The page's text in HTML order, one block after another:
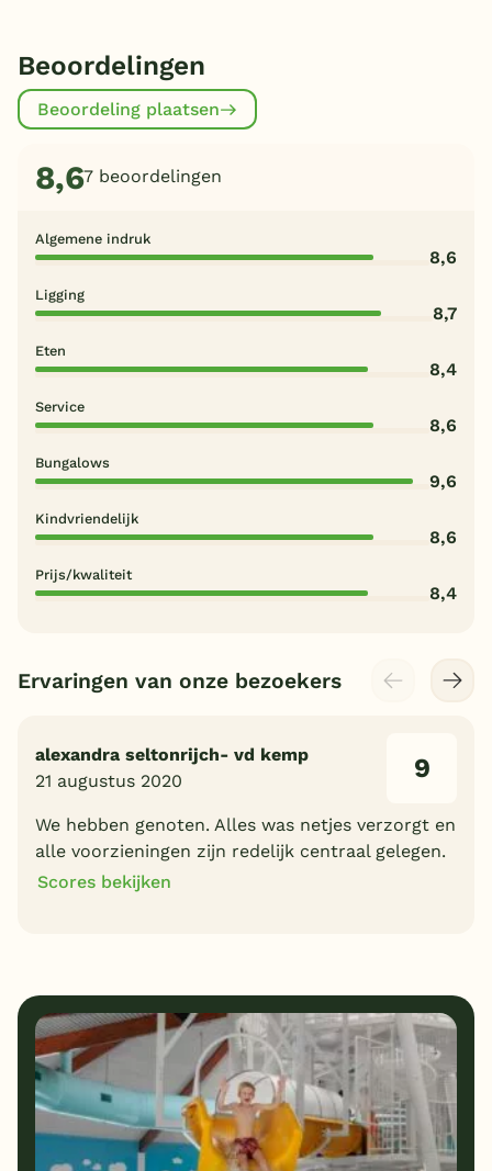
Beoordelingen
Beoordeling plaatsen
8,67 beoordelingen
Algemene indruk
8,6
Ligging
8,7
Eten
8,4
Service
8,6
Bungalows
9,6
Kindvriendelijk
8,6
Prijs/kwaliteit
8,4
Ervaringen van onze bezoekers
alexandra seltonrijch- vd kemp
21 augustus 2020
9
We hebben genoten. Alles was netjes verzorgt en
alle voorzieningen zijn redelijk centraal gelegen.
Scores bekijken
9 Bungalows 9 Kindvriendelijk
9 Prijs/kwaliteit